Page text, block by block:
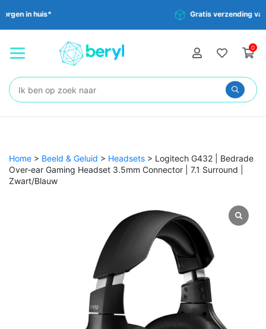
Gratis verzending vanaf €35,-
0
Zoeken:
Home > Beeld & Geluid > Headsets > Logitech G432 | Bedrade
Over-ear Gaming Headset 3.5mm Connector | 7.1 Surround |
Zwart/Blauw